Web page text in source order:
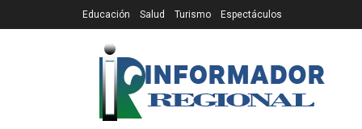
Educación Salud Turismo Espectáculos